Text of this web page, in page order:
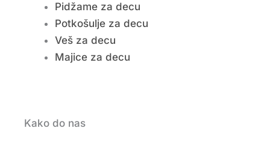
Pidžame za decu
Potkošulje za decu
Veš za decu
Majice za decu
Kako do nas